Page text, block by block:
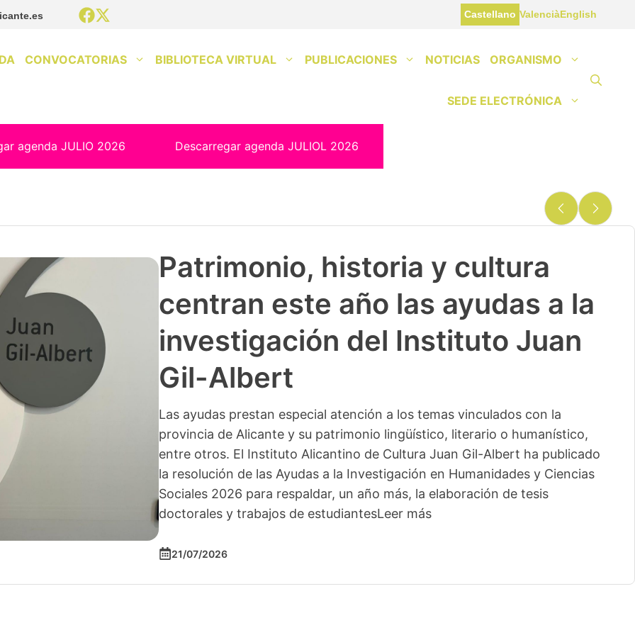
Castellano ValenciàEnglish
CONVOCATORIAS BIBLIOTECA VIRTUAL PUBLICACIONES NOTICIAS ORGANISMO
SEDE ELECTRÓNICA
agenda JULIO 2026 Descarregar agenda JULIOL 2026
Patrimonio, historia y cultura
centran este año las ayudas a la
investigación del Instituto Juan
Gil-Albert
Las ayudas prestan especial atención a los temas vinculados con la
provincia de Alicante y su patrimonio lingüístico, literario o humanístico,
entre otros. El Instituto Alicantino de Cultura Juan Gil-Albert ha publicado
la resolución de las Ayudas a la Investigación en Humanidades y Ciencias
Sociales 2026 para respaldar, un año más, la elaboración de tesis
doctorales y trabajos de estudiantesLeer más
21/07/2026